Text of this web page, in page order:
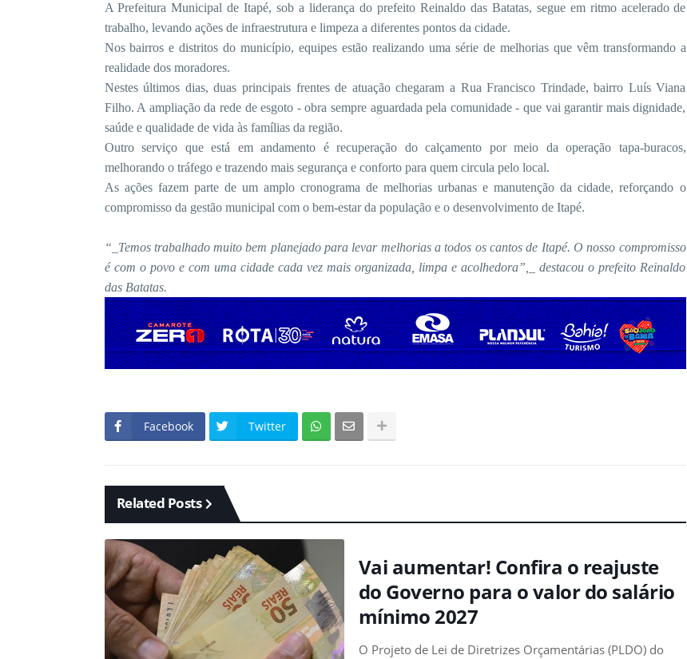
A Prefeitura Municipal de Itapé, sob a liderança do prefeito Reinaldo das Batatas, segue em ritmo acelerado de
trabalho, levando ações de infraestrutura e limpeza a diferentes pontos da cidade.
Nos bairros e distritos do município, equipes estão realizando uma série de melhorias que vêm transformando a
realidade dos moradores.
Nestes últimos dias, duas principais frentes de atuação chegaram a Rua Francisco Trindade, bairro Luís Viana
Filho. A ampliação da rede de esgoto - obra sempre aguardada pela comunidade - que vai garantir mais dignidade,
saúde e qualidade de vida às famílias da região.
Outro serviço que está em andamento é recuperação do calçamento por meio da operação tapa-buracos,
melhorando o tráfego e trazendo mais segurança e conforto para quem circula pelo local.
As ações fazem parte de um amplo cronograma de melhorias urbanas e manutenção da cidade, reforçando o
compromisso da gestão municipal com o bem-estar da população e o desenvolvimento de Itapé.
“_Temos trabalhado muito bem planejado para levar melhorias a todos os cantos de Itapé. O nosso compromisso
é com o povo e com uma cidade cada vez mais organizada, limpa e acolhedora”,_ destacou o prefeito Reinaldo
das Batatas.
Facebook Twitter
Related Posts
Vai aumentar! Confira o reajuste
do Governo para o valor do salário
mínimo 2027
O Projeto de Lei de Diretrizes Orçamentárias (PLDO) do